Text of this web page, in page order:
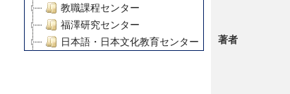
教職課程センター
福澤研究センター
日本語・日本文化教育センター
著者